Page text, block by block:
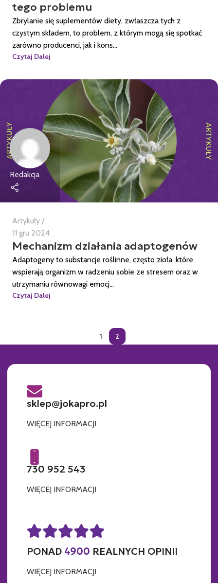
tego problemu
Zbrylanie się suplementów diety, zwłaszcza tych z
czystym składem, to problem, z którym mogą się spotkać
zarówno producenci, jak i kons...
Czytaj Dalej
Redakcja
Artykuły
11 gru 2024
Mechanizm działania adaptogenów
Adaptogeny to substancje roślinne, często zioła, które
wspierają organizm w radzeniu sobie ze stresem oraz w
utrzymaniu równowagi emocj...
Czytaj Dalej
1 2
sklep@jokapro.pl
WIĘCEJ INFORMACJI
730 952 543
WIĘCEJ INFORMACJI
PONAD 4900 REALNYCH OPINII
WIĘCEJ INFORMACJI